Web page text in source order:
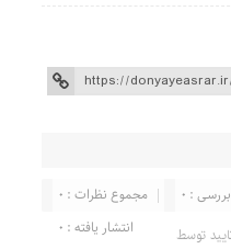
مجموع نظرات : 0
: 0
انتشار یافته : 0
توسط